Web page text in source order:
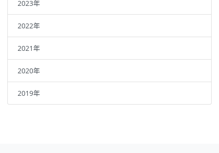
2023年
2022年
2021年
2020年
2019年